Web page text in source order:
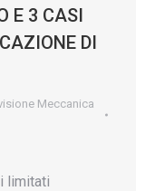
E 3 CASI
DI
Meccanica
limitati